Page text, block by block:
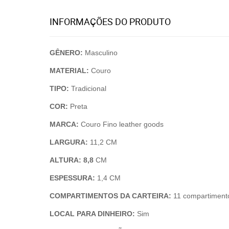
INFORMAÇÕES DO PRODUTO
GÊNERO: Masculino
MATERIAL: Couro
TIPO: Tradicional
COR: Preta
MARCA: Couro Fino leather goods
LARGURA: 11,2 CM
ALTURA: 8,8 CM
ESPESSURA: 1,4 CM
COMPARTIMENTOS DA CARTEIRA: 11
LOCAL PARA DINHEIRO: Sim